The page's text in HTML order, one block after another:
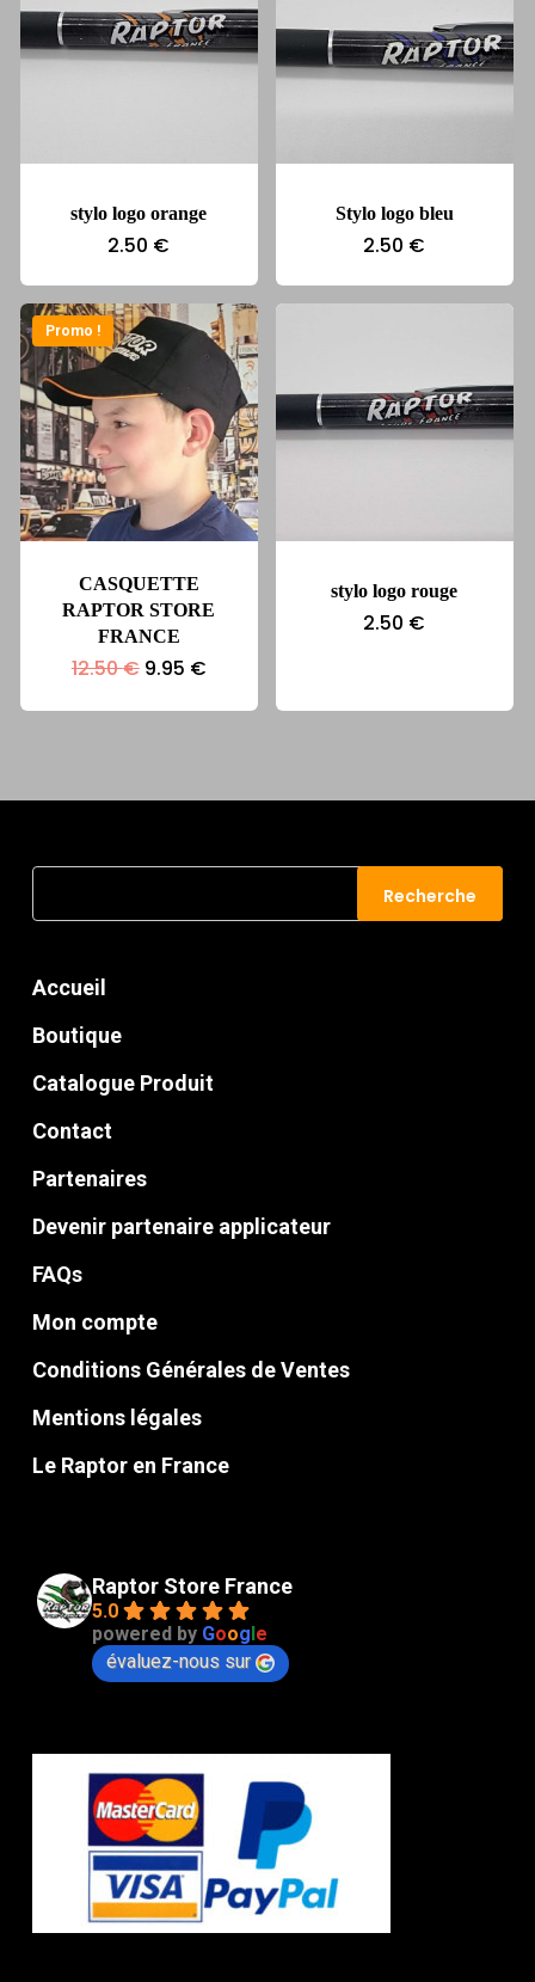
stylo logo orange
2.50 €
Stylo logo bleu
2.50 €
Promo !
CASQUETTE
RAPTOR STORE
FRANCE
12.50€ Le
initial
9.95 €Le
actuel
stylo logo rouge
2.50 €
pour :
Recherche
Accueil
Boutique
Catalogue Produit
Contact
Partenaires
Devenir partenaire applicateur
FAQs
Mon compte
Conditions Générales de Ventes
Mentions légales
Le Raptor en France
Raptor Store France
5.0
powered by Google
évaluez-nous sur